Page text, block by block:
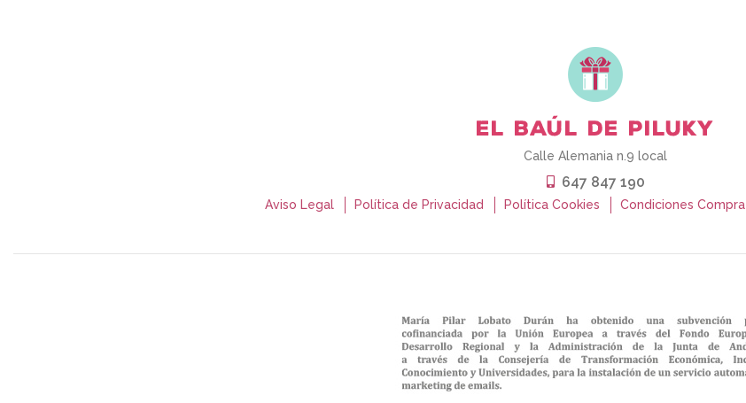
Calle Alemania n.9 local
647 847 190
Aviso Legal Política de Privacidad Política Cookies Condiciones Compra